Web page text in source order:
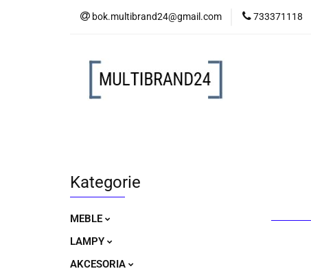
bok.multibrand24@gmail.com 733371118
MEBLE LAMPY
Kategorie
MEBLE
LAMPY
AKCESORIA